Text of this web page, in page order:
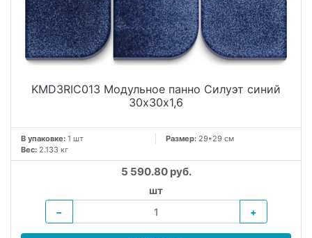
KMD3RIC013 Модульное панно Силуэт синий
30х30х1,6
В упаковке: 1 шт Размер: 29*29 см
Вес: 2.133 кг
5 590.80 руб.
шт
−
+